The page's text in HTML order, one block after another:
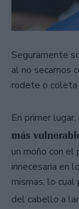
Seguramente
al no secarnos
rodete o coleta
En primer lugar,
más
un moño con el
innecesaria en
mismas, lo
del cabello a